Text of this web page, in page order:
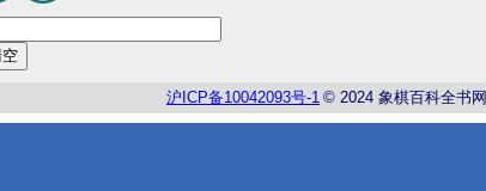
沪 ICP备10042093号-1 © 2024 象棋百科全书网